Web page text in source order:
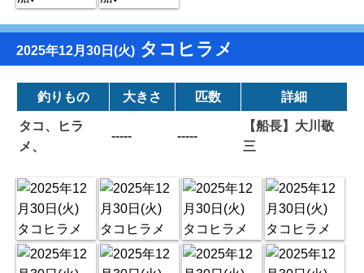
2025年12月30日(火) タコヒラメ
釣りもの 大きさ 匹数 詳細
タコ、ヒラ
メ、
----- -----
【船長】大川敬
三